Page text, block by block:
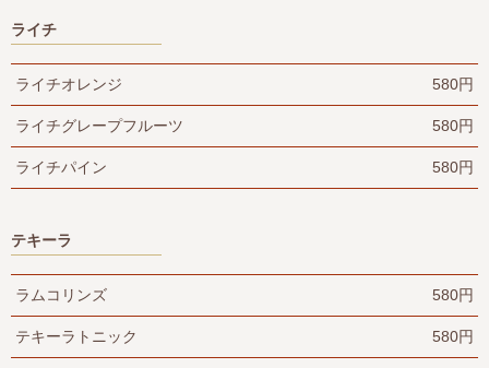
ライチ
ライチオレンジ 580円
ライチグレープフルーツ 580円
ライチパイン 580円
テキーラ
ラムコリンズ 580円
テキーラトニック 580円